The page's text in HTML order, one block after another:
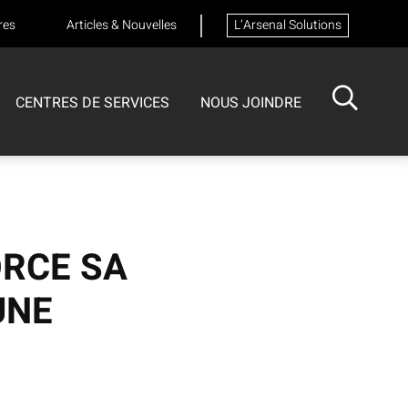
Articles & Nouvelles L’Arsenal Solutions
CENTRES DE SERVICES NOUS JOINDRE
SA